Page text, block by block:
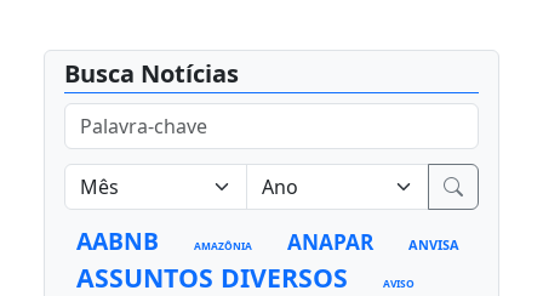
Busca Notícias
AABNB AMAZÔNIA ANAPAR ANVISA
ASSUNTOS DIVERSOS AVISO